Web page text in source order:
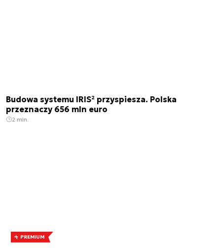
Budowa systemu IRIS² przyspiesza. Polska
przeznaczy 656 mln euro
2 min.
PREMIUM